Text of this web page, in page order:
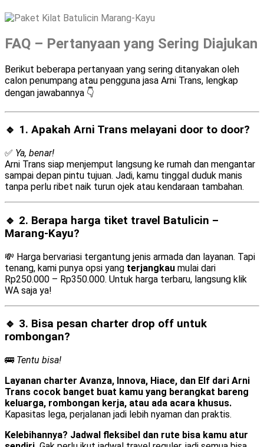
FAQ – Pertanyaan yang Sering Diajukan
Berikut beberapa pertanyaan yang sering ditanyakan oleh
calon penumpang atau pengguna jasa Arni Trans, lengkap
dengan jawabannya 👇
🔹 1. Apakah Arni Trans melayani door to door?
✅ Ya, benar!
Arni Trans siap menjemput langsung ke rumah dan mengantar
sampai depan pintu tujuan. Jadi, kamu tinggal duduk manis
tanpa perlu ribet naik turun ojek atau kendaraan tambahan.
🔹 2. Berapa harga tiket travel Batulicin –
Marang-Kayu?
💸 Harga bervariasi tergantung jenis armada dan layanan. Tapi
tenang, kami punya opsi yang terjangkau mulai dari
Rp250.000 – Rp350.000. Untuk harga terbaru, langsung klik
WA saja ya!
🔹 3. Bisa pesan charter drop off untuk
rombongan?
🚌 Tentu bisa!
Layanan charter Avanza, Innova, Hiace, dan Elf dari Arni
Trans cocok banget buat kamu yang berangkat bareng
keluarga, rombongan kerja, atau ada acara khusus.
Kapasitas lega, perjalanan jadi lebih nyaman dan praktis.
Kelebihannya? Jadwal fleksibel dan rute bisa kamu atur